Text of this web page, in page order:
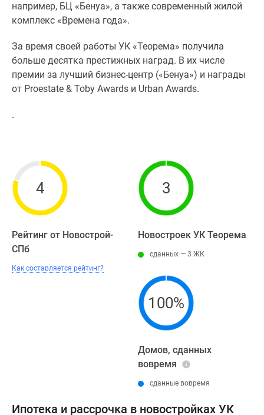
ипотека
Покупателю
Санкт-
Петербурга
Видеообзор
новостроек
ипотека
Панорамы
новостроек
комнатные
застройщиком
Мнение
эксперта
Студии
ипотека
например, БЦ «Бенуа», а также современный жилой
комплекс «Времена года».
За время своей работы УК «Теорема» получила
больше десятка престижных наград. В их числе
премии за лучший бизнес-центр («Бенуа») и награды
от Proestate & Toby Awards и Urban Awards.
.
4
Рейтинг от Новострой-
СПб
Как составляется рейтинг?
3
Новостроек УК Теорема
сданных — 3 ЖК
100%
Домов, сданных
вовремя
сданные вовремя
Ипотека и рассрочка в новостройках УК